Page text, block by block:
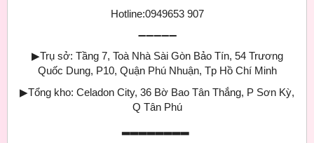
Hotline:0949653 907
➖➖➖➖➖
▶Trụ sở: Tầng 7, Toà Nhà Sài Gòn Bảo Tín, 54 Trương
Quốc Dung, P10, Quận Phú Nhuận, Tp Hồ Chí Minh
▶Tổng kho: Celadon City, 36 Bờ Bao Tân Thắng, P Sơn Kỳ,
Q Tân Phú